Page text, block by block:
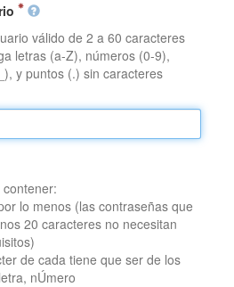
válido de 2 a 60 caracteres
letras (a-Z), números (0-9),
y puntos (.) sin caracteres
lo menos (las contraseñas que
20 caracteres no necesitan
de cada tiene que ser de los
nÚmero